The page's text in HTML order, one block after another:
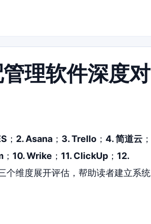
理软件深度对
； 2. Asana ； 3. Trello ； 4. 简道云 ；
； 10. Wrike ； 11. ClickUp ； 12.
个维度展开评估，帮助读者建立系统